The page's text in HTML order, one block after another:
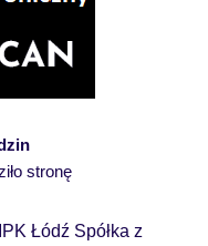
stronę
Łódź Spółka z